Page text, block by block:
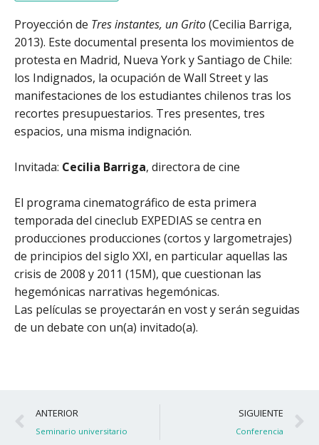
Proyección de Tres instantes, un Grito(Cecilia Barriga,
2013). Este documental presenta los movimientos de
protesta en Madrid, Nueva York y Santiago de Chile:
los Indignados, la ocupación de Wall Street y las
manifestaciones de los estudiantes chilenos tras los
recortes presupuestarios. Tres presentes, tres
espacios, una misma indignación.
Invitada: Cecilia Barriga, directora de cine
El programa cinematográfico de esta primera
temporada del cineclub EXPEDIAS se centra en
producciones producciones (cortos y largometrajes)
de principios del siglo XXI, en particular aquellas las
crisis de 2008 y 2011 (15M), que cuestionan las
hegemónicas narrativas hegemónicas.
Las películas se proyectarán en vost y serán seguidas
de un debate con un(a) invitado(a).
Ant
ANTERIOR
Seminario universitario
SIGUIENTE
Conferencia